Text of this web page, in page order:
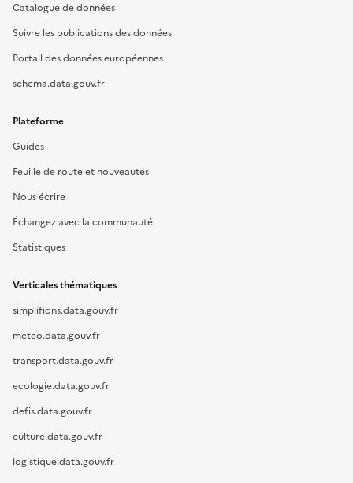
Catalogue de données
Suivre les publications des données
Portail des données européennes
schema.data.gouv.fr
Plateforme
Guides
Feuille de route et nouveautés
Nous écrire
Échangez avec la communauté
Statistiques
Verticales thématiques
simplifions.data.gouv.fr
meteo.data.gouv.fr
transport.data.gouv.fr
ecologie.data.gouv.fr
defis.data.gouv.fr
culture.data.gouv.fr
logistique.data.gouv.fr